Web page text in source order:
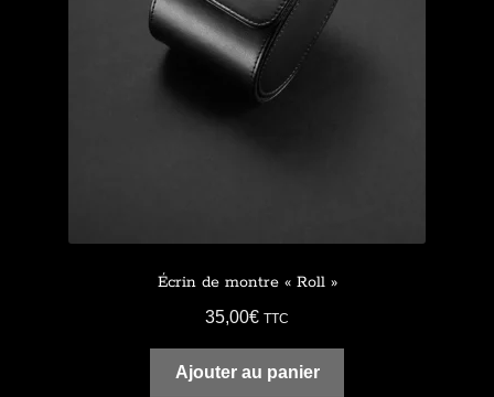
Écrin de montre « Roll »
35,00€ TTC
Ajouter au panier